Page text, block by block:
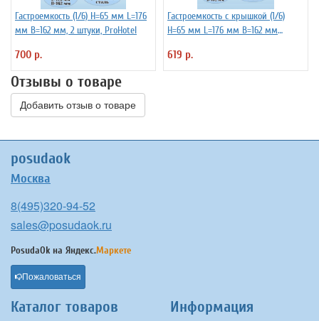
Гастроемкость (1/6) H=65 мм L=176
мм B=162 мм, 2 штуки, ProHotel
700 р.
Гастроемкость с крышкой (1/6)
H=65 мм L=176 мм B=162 мм
619 р.
Отзывы о товаре
Добавить отзыв о товаре
posudaok
Москва
8(495)320-94-52
sales@posudaok.ru
PosudaOk на Яндекс.Маркете
Пожаловаться
Каталог товаров Информация